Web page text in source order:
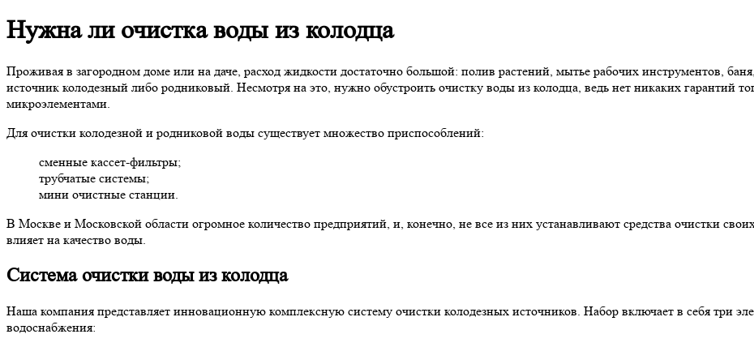
Нужна ли очистка воды из колодца
Проживая в загородном доме или на даче, расход жидкости достаточно большой: полив растений, мытье рабочих инструментов,
источник колодезный либо родниковый. Несмотря на это, нужно обустроить очистку воды из колодца, ведь нет никаких гарантий
микроэлементами.
Для очистки колодезной и родниковой воды существует множество приспособлений:
сменные кассет-фильтры;
трубчатые системы;
мини очистные станции.
В Москве и Московской области огромное количество предприятий, и, конечно, не все из них устанавливают средства очистки
влияет на качество воды.
Система очистки воды из колодца
Наша компания представляет инновационную комплексную систему очистки колодезных источников. Набор включает в себя три
водоснабжения: